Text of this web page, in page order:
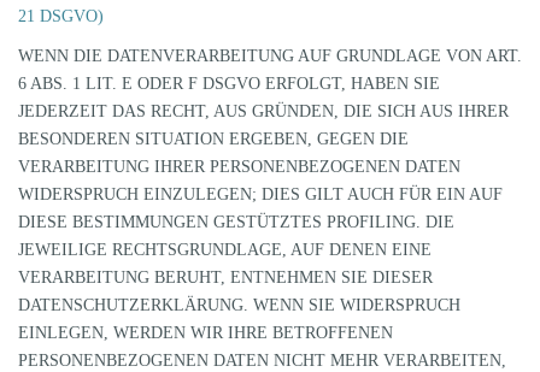
21 DSGVO)
WENN DIE DATENVERARBEITUNG AUF GRUNDLAGE VON ART.
6 ABS. 1 LIT. E ODER F DSGVO ERFOLGT, HABEN SIE
JEDERZEIT DAS RECHT, AUS GRÜNDEN, DIE SICH AUS IHRER
BESONDEREN SITUATION ERGEBEN, GEGEN DIE
VERARBEITUNG IHRER PERSONENBEZOGENEN DATEN
WIDERSPRUCH EINZULEGEN; DIES GILT AUCH FÜR EIN AUF
DIESE BESTIMMUNGEN GESTÜTZTES PROFILING. DIE
JEWEILIGE RECHTSGRUNDLAGE, AUF DENEN EINE
VERARBEITUNG BERUHT, ENTNEHMEN SIE DIESER
DATENSCHUTZERKLÄRUNG. WENN SIE WIDERSPRUCH
EINLEGEN, WERDEN WIR IHRE BETROFFENEN
PERSONENBEZOGENEN DATEN NICHT MEHR VERARBEITEN,